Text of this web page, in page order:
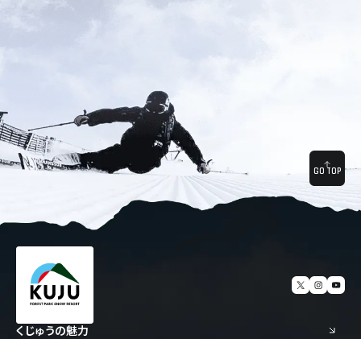
GO TOP
くじゅうの魅力